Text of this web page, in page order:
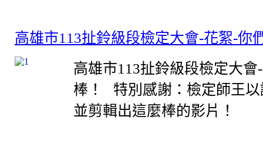
高雄市113扯鈴級段檢定大會-花絮-你
高雄市113扯鈴級段檢定大會
棒！ 特別感謝：檢定師王以
並剪輯出這麼棒的影片